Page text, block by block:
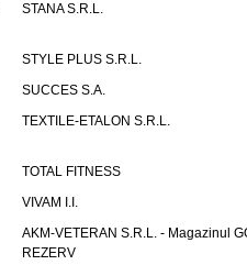
STANA S.R.L.
STYLE PLUS S.R.L.
SUCCES S.A.
TEXTILE-ETALON S.R.L.
TOTAL FITNESS
VIVAM I.I.
AKM-VETERAN S.R.L. - Magazinul
REZERV